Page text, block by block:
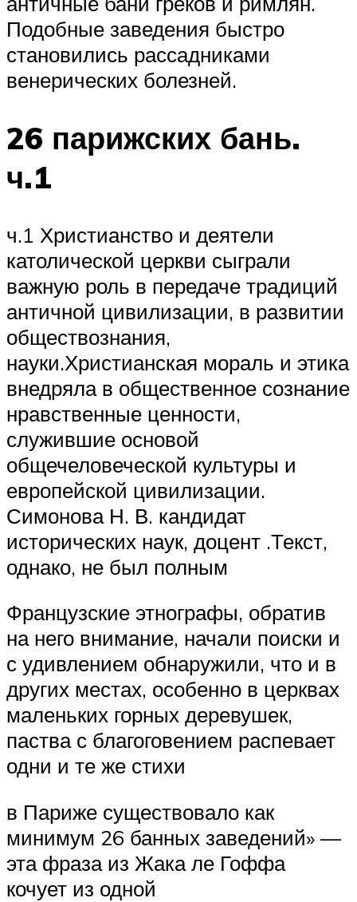
Подобные заведения быстро
становились рассадниками
венерических болезней.
26 парижских бань.
ч.1
ч.1 Христианство и деятели
католической церкви сыграли
важную роль в передаче традиций
античной цивилизации, в развитии
обществознания,
науки.Христианская мораль и этика
внедряла в общественное сознание
нравственные ценности,
служившие основой
общечеловеческой культуры и
европейской цивилизации.
Симонова Н. В. кандидат
исторических наук, доцент .Текст,
однако, не был полным
Французские этнографы, обратив
на него внимание, начали поиски и
с удивлением обнаружили, что и в
других местах, особенно в церквах
маленьких горных деревушек,
паства с благоговением распевает
одни и те же стихи
в Париже существовало как
минимум 26 банных заведений» —
эта фраза из Жака ле Гоффа
кочует из одной